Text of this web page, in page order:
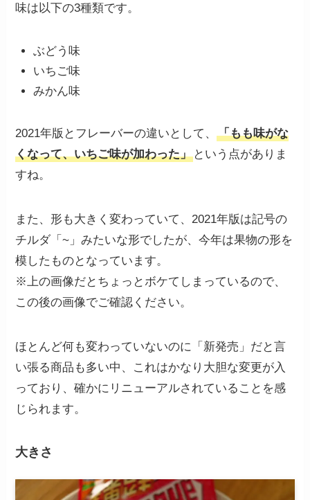
味は以下の3種類です。
ぶどう味
いちご味
みかん味
2021年版とフレーバーの違いとして、「もも味がな
くなって、いちご味が加わった」 という点がありま
すね。
また、形も大きく変わっていて、2021年版は記号の
チルダ「~」みたいな形でしたが、今年は果物の形を
模したものとなっています。
※上の画像だとちょっとボケてしまっているので、
この後の画像でご確認ください。
ほとんど何も変わっていないのに「新発売」だと言
い張る商品も多い中、これはかなり大胆な変更が入
っており、確かにリニューアルされていることを感
じられます。
大きさ